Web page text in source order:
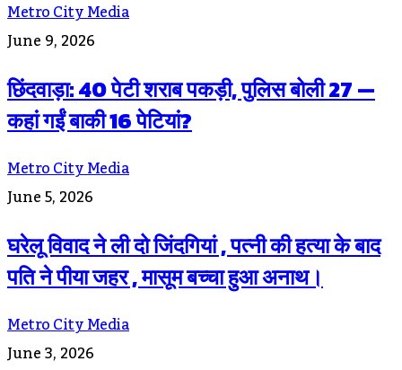
Metro City Media
June 9, 2026
छिंदवाड़ा: 40 पेटी शराब पकड़ी, पुलिस बोली 27 —
कहां गईं बाकी 16 पेटियां?
Metro City Media
June 5, 2026
घरेलू विवाद ने ली दो जिंदगियां , पत्नी की हत्या के बाद
पति ने पीया जहर , मासूम बच्चा हुआ अनाथ।
Metro City Media
June 3, 2026